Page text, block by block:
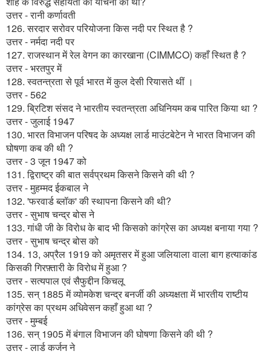
उत्तर - रानी कर्णावती
126. सरदार सरोवर परियोजना किस नदी पर स्थित है ?
उत्तर - नर्मदा नदी पर
127. राजस्थान में रेल वेगन का कारखाना (CIMMCO) कहाँ स्थित है ?
उत्तर - भरतपुर में
128. स्वतन्त्रता से पूर्व भारत में कुल देसी रियासते थीं ।
उत्तर - 562
129. ब्रिटिश संसद ने भारतीय स्वतन्त्रता अधिनियम कब पारित किया था ?
उत्तर - जुलाई 1947
130. भारत विभाजन परिषद के अध्यक्ष लार्ड माउंटबेटेन ने भारत विभाजन की
घोषणा कब की थी ?
उत्तर - 3 जून 1947 को
131. द्विराष्ट्र की बात सर्वप्रथम किसने किसने की थी ?
उत्तर - मुहम्मद ईकबाल ने
132. 'फरवार्ड ब्लॉक' की स्थापना किसने की थी?
उत्तर - सुभाष चन्द्र बोस ने
133. गांधी जी के विरोध के बाद भी किसको कांग्रेस का अध्यक्ष बनाया गया ?
उत्तर - सुभाष चन्द्र बोस को
134. 13, अप्रैल 1919 को अमृतसर में हुआ जलियाला वाला बाग हत्याकांड
किसकी गिरफ़्तारी के विरोध में हुआ ?
उत्तर - सत्यपाल एवं सैफुद्दीन किचलू
135. सन् 1885 में व्योमकेश चन्द्र बनर्जी की अध्यक्षता में भारतीय राष्टीय
कांग्रेस का प्रथम अधिवेसन कहाँ हुआ था ?
उत्तर - मुम्बई
136. सन् 1905 में बंगाल विभाजन की घोषणा किसने की थी ?
उत्तर - लार्ड कर्जन ने